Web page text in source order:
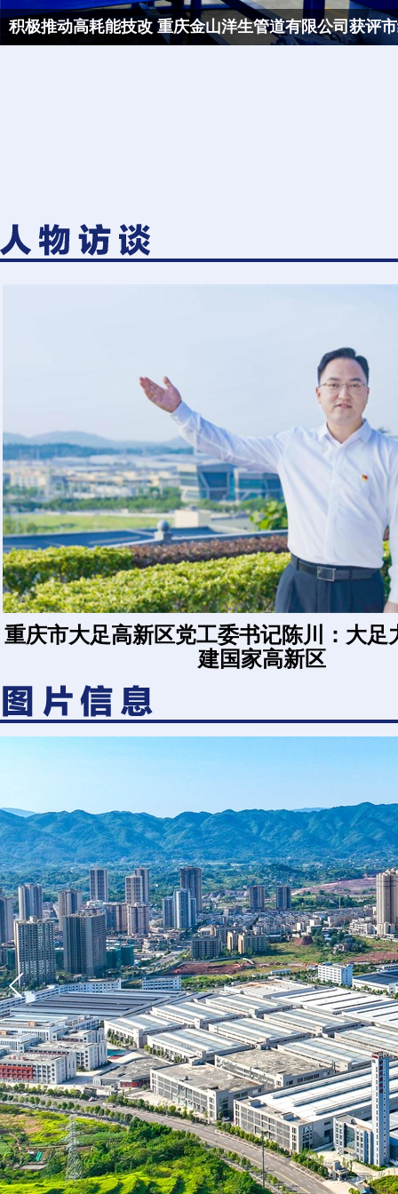
积极推动高耗能技改 重庆金山洋生管道有限公司获评
重庆市大足高新区党工委书记陈川：大足
建国家高新区